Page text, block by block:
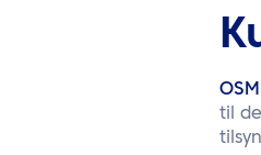
til